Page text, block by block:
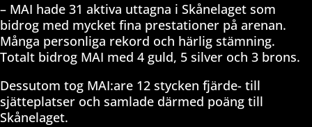
– MAI hade 31 aktiva uttagna i Skånelaget som
bidrog med mycket fina prestationer på arenan.
Många personliga rekord och härlig stämning.
Totalt bidrog MAI med 4 guld, 5 silver och 3 brons.
Dessutom tog MAI:are 12 stycken fjärde- till
sjätteplatser och samlade därmed poäng till
Skånelaget.